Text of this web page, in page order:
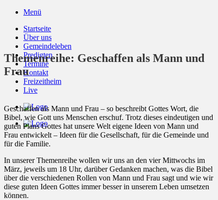
Zum
springen
Menü
Startseite
Über uns
Gemeindeleben
Predigten
Termine
Kontakt
Freizeitheim
Live
Themenreihe: Geschaffen als Mann und
Frau
Geschaffen als Mann und Frau – so beschreibt Gottes Wort, die
Bibel, wie Gott uns Menschen erschuf. Trotz dieses eindeutigen und
guten Plans Gottes hat unsere Welt eigene Ideen von Mann und
Frau entwickelt – Ideen für die Gesellschaft, für die Gemeinde und
für die Familie.
In unserer Themenreihe wollen wir uns an den vier Mittwochs im
März, jeweils um 18 Uhr, darüber Gedanken machen, was die Bibel
über die verschiedenen Rollen von Mann und Frau sagt und wie wir
diese guten Ideen Gottes immer besser in unserem Leben umsetzen
können.